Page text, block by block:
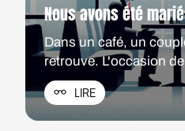
Nous avons été
Dans un café, un
retrouve. L'occasion
ce mariage raté en
attendant quoi d'ailleurs
LIRE